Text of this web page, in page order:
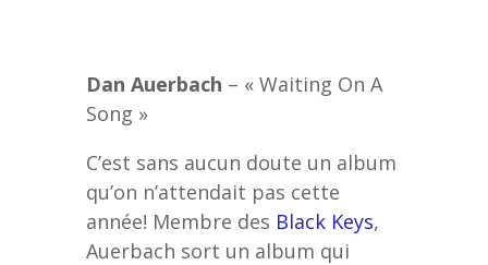
Dan Auerbach – « Waiting On A
Song »
C’est sans aucun doute un album
qu’on n’attendait pas cette
année! Membre des Black Keys,
Auerbach sort un album qui